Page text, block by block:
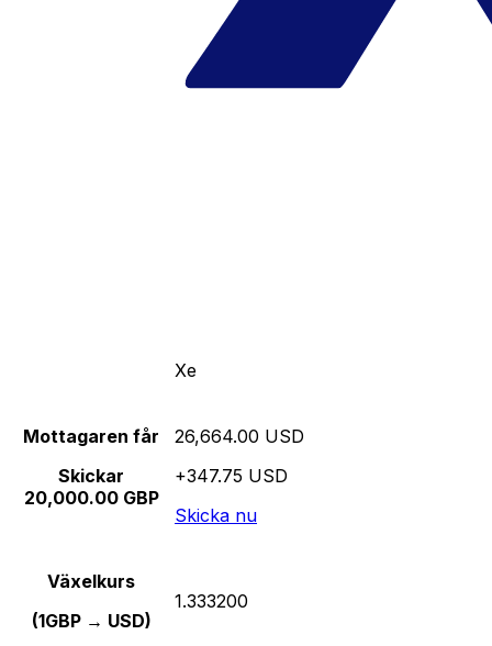
Xe
Mottagaren får
Skickar
20,000.00 GBP
26,664.00 USD
+347.75 USD
Skicka nu
Växelkurs
(1GBP → USD)
1.333200